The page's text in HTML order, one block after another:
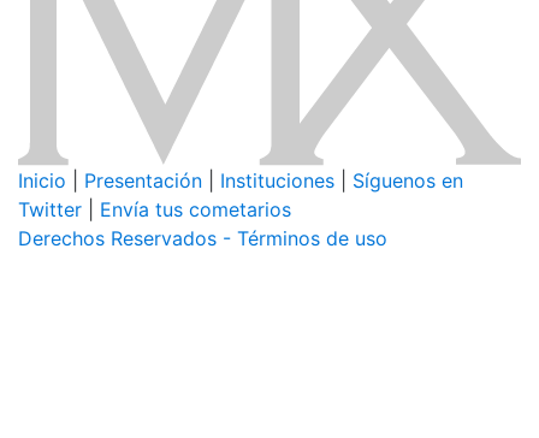
Inicio Presentación Instituciones
Síguenos en
Twitter
Envía tus cometarios
Derechos Reservados - Términos de uso